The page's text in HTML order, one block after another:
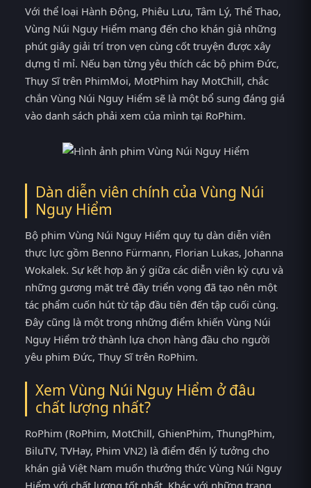
Với thể loại Hành Động, Phiêu Lưu, Tâm Lý, Thể Thao,
Vùng Núi Nguy Hiểm mang đến cho khán giả những
phút giây giải trí trọn vẹn cùng cốt truyện được xây
dựng tỉ mỉ. Nếu bạn từng yêu thích các bộ phim Đức,
Thụy Sĩ trên PhimMoi, MotPhim hay MotChill, chắc
chắn Vùng Núi Nguy Hiểm sẽ là một bổ sung đáng giá
vào danh sách phải xem của mình tại RoPhim.
Dàn diễn viên chính của Vùng Núi
Nguy Hiểm
Bộ phim Vùng Núi Nguy Hiểm quy tụ dàn diễn viên
thực lực gồm Benno Fürmann, Florian Lukas, Johanna
Wokalek. Sự kết hợp ăn ý giữa các diễn viên kỳ cựu và
những gương mặt trẻ đầy triển vọng đã tạo nên một
tác phẩm cuốn hút từ tập đầu tiên đến tập cuối cùng.
Đây cũng là một trong những điểm khiến Vùng Núi
Nguy Hiểm trở thành lựa chọn hàng đầu cho người
yêu phim Đức, Thụy Sĩ trên RoPhim.
Xem Vùng Núi Nguy Hiểm ở đâu
chất lượng nhất?
RoPhim (RoPhim, MotChill, GhienPhim, ThungPhim,
BiluTV, TVHay, Phim VN2) là điểm đến lý tưởng cho
khán giả Việt Nam muốn thưởng thức Vùng Núi Nguy
Hiểm với chất lượng tốt nhất. Khác với những trang